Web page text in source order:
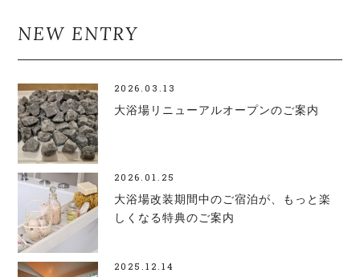
NEW ENTRY
2026.03.13
大浴場リニューアルオープンのご案内
2026.01.25
大浴場改装期間中のご宿泊が、もっと楽
しくなる特典のご案内
2025.12.14